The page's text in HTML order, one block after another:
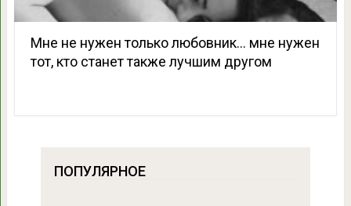
Мне не нужен только любовник… мне нужен
тот, кто станет также лучшим другом
ПОПУЛЯРНОЕ